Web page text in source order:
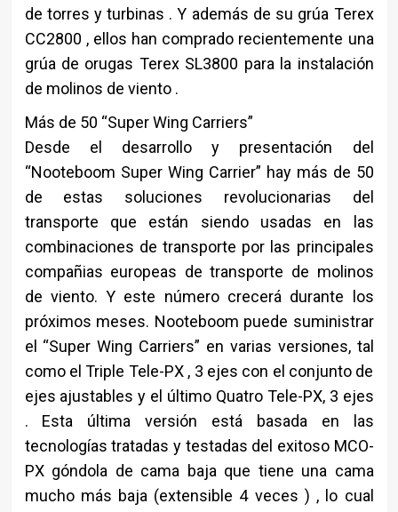
de torres y turbinas . Y además de su grúa Terex
CC2800 , ellos han comprado recientemente una
grúa de orugas Terex SL3800 para la instalación
de molinos de viento .
Más de 50 “Super Wing Carriers”
Desde el desarrollo y presentación del
“Nooteboom Super Wing Carrier” hay más de 50
de estas soluciones revolucionarias del
transporte que están siendo usadas en las
combinaciones de transporte por las principales
compañias europeas de transporte de molinos
de viento. Y este número crecerá durante los
próximos meses. Nooteboom puede suministrar
el “Super Wing Carriers” en varias versiones, tal
como el Triple Tele-PX , 3 ejes con el conjunto de
ejes ajustables y el último Quatro Tele-PX, 3 ejes
. Esta última versión está basada en las
tecnologías tratadas y testadas del exitoso MCO-
PX góndola de cama baja que tiene una cama
mucho más baja (extensible 4 veces ) , lo cual